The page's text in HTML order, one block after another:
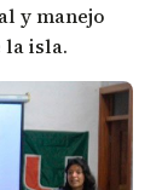
y manejo
la isla.